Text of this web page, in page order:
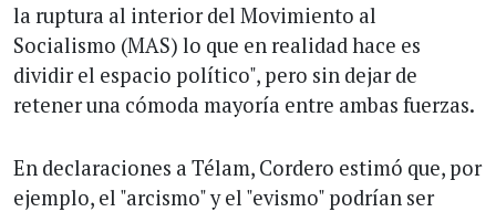
la ruptura al interior del Movimiento al
Socialismo (MAS) lo que en realidad hace es
dividir el espacio político", pero sin dejar de
retener una cómoda mayoría entre ambas fuerzas.
En declaraciones a Télam, Cordero estimó que, por
ejemplo, el "arcismo" y el "evismo" podrían ser